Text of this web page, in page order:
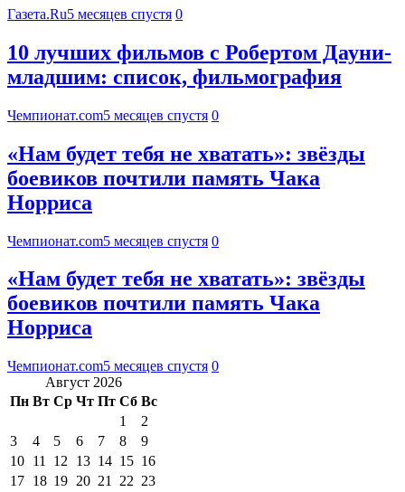
Газета.Ru5 месяцев спустя 0
10 лучших фильмов с Робертом Дауни-
младшим: список, фильмография
Чемпионат.com5 месяцев спустя 0
«Нам будет тебя не хватать»: звёзды
боевиков почтили память Чака
Норриса
Чемпионат.com5 месяцев спустя 0
«Нам будет тебя не хватать»: звёзды
боевиков почтили память Чака
Норриса
Чемпионат.com5 месяцев спустя 0
Август 2026
Пн Вт Ср Чт Пт Сб Вс
1
2
3
4 5 6 7 8
9
10 11 12 13 14 15 16
17 18 19 20 21 22 23